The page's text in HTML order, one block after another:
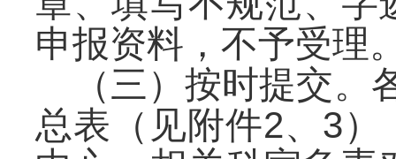
申报资料，不予受理
（三）按时提交
总表（见附件2、3